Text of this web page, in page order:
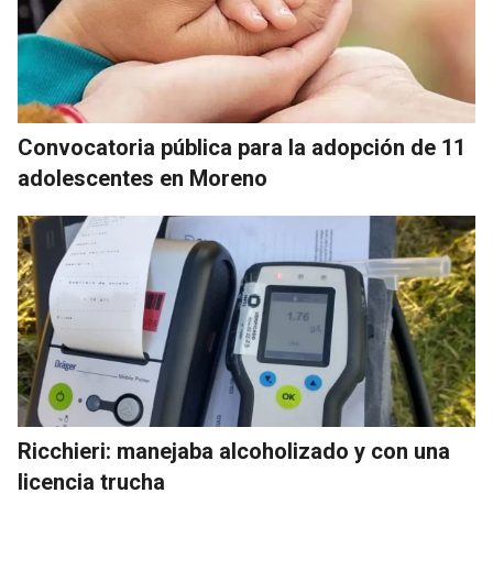
Convocatoria pública para la adopción de 11
adolescentes en Moreno
Ricchieri: manejaba alcoholizado y con una
licencia trucha